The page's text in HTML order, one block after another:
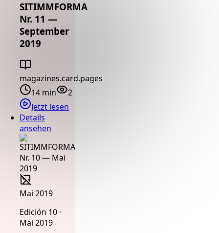
SITIMMFORMA
Nr. 11 —
September
2019
magazines.card.pages
14 min
2
Jetzt lesen
Details
ansehen
Mai 2019
Edición 10 ·
Mai 2019